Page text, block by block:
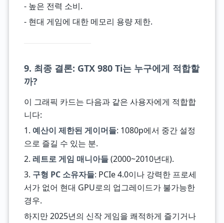
- 높은 전력 소비.
- 현대 게임에 대한 메모리 용량 제한.
9. 최종 결론: GTX 980 Ti는 누구에게 적합할
까?
이 그래픽 카드는 다음과 같은 사용자에게 적합합
니다:
1. 예산이 제한된 게이머들: 1080p에서 중간 설정
으로 즐길 수 있는 분.
2. 레트로 게임 매니아들(2000~2010년대).
3. 구형 PC 소유자들: PCIe 4.0이나 강력한 프로세
서가 없어 현대 GPU로의 업그레이드가 불가능한
경우.
하지만 2025년의 신작 게임을 쾌적하게 즐기거나